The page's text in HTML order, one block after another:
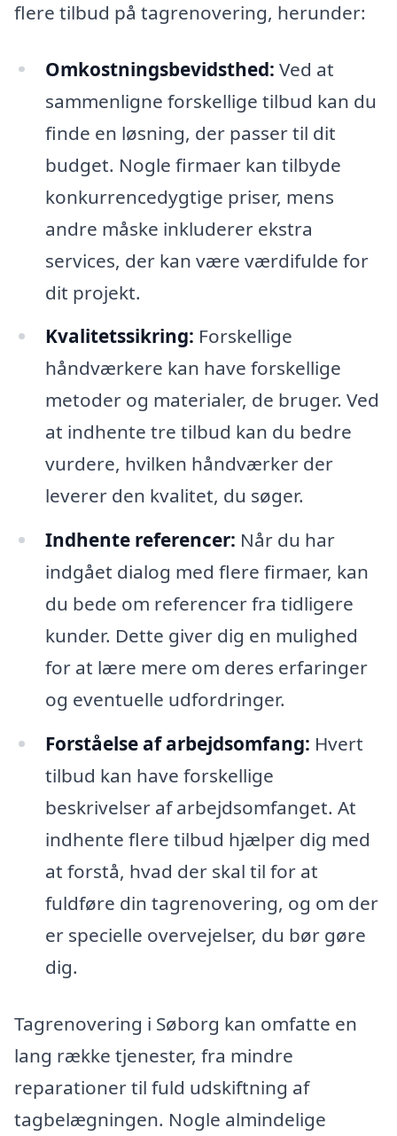
flere tilbud på tagrenovering, herunder:
Omkostningsbevidsthed: Ved at
sammenligne forskellige tilbud kan du
finde en løsning, der passer til dit
budget. Nogle firmaer kan tilbyde
konkurrencedygtige priser, mens
andre måske inkluderer ekstra
services, der kan være værdifulde for
dit projekt.
Kvalitetssikring: Forskellige
håndværkere kan have forskellige
metoder og materialer, de bruger. Ved
at indhente tre tilbud kan du bedre
vurdere, hvilken håndværker der
leverer den kvalitet, du søger.
Indhente referencer: Når du har
indgået dialog med flere firmaer, kan
du bede om referencer fra tidligere
kunder. Dette giver dig en mulighed
for at lære mere om deres erfaringer
og eventuelle udfordringer.
Forståelse af arbejdsomfang: Hvert
tilbud kan have forskellige
beskrivelser af arbejdsomfanget. At
indhente flere tilbud hjælper dig med
at forstå, hvad der skal til for at
fuldføre din tagrenovering, og om der
er specielle overvejelser, du bør gøre
dig.
Tagrenovering i Søborg kan omfatte en
lang række tjenester, fra mindre
reparationer til fuld udskiftning af
tagbelægningen. Nogle almindelige